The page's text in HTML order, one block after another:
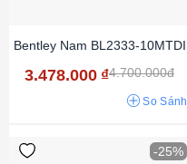
Bentley Nam BL2333-10MTDI
3.478.000 ₫4.700.000đ
So Sánh
-25%